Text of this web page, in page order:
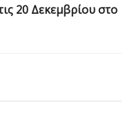
20 Δεκεμβρίου στο